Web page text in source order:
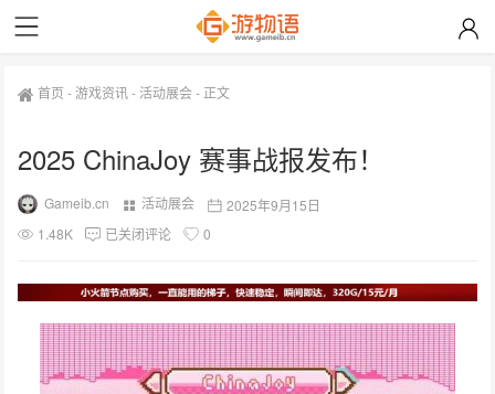
首页 -游戏资讯-活动展会- 正文
2025 ChinaJoy 赛事战报发布！
Gameib.cn 活动展会
2025年9月15日
1.48K
已关闭评论 0